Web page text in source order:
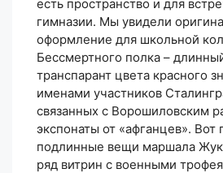
есть пространство и для
гимназии. Мы увидели
оформление для школьной
Бессмертного полка –
транспарант цвета красного
именами участников
связанных с Ворошиловским
экспонаты от «афганцев». Вот
подлинные вещи маршала
ряд витрин с военными